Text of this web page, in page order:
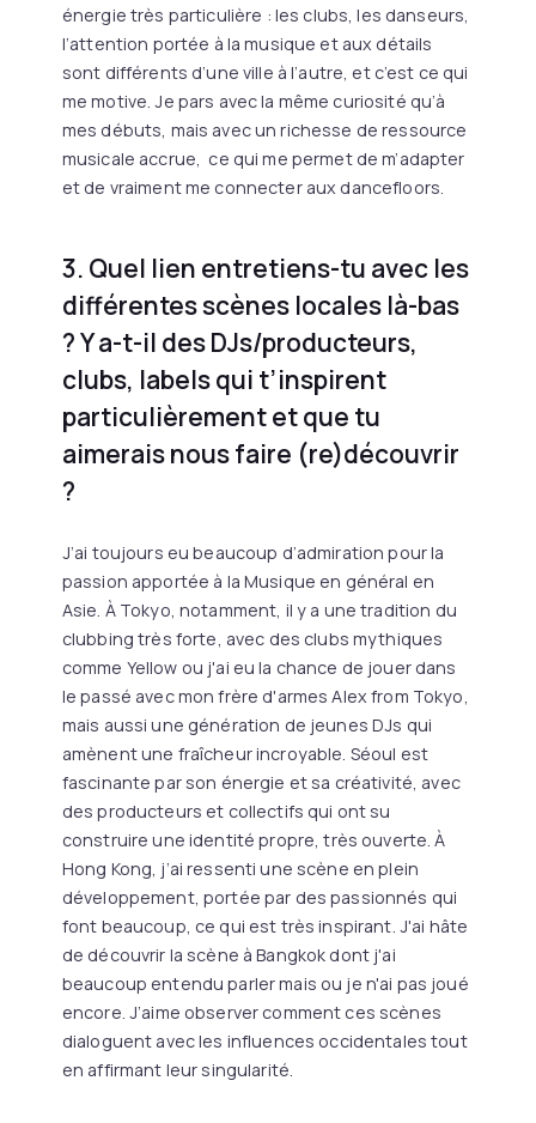
énergie très particulière : les clubs, les danseurs,
l’attention portée à la musique et aux détails
sont différents d’une ville à l’autre, et c’est ce qui
me motive. Je pars avec la même curiosité qu’à
mes débuts, mais avec un richesse de ressource
musicale accrue, ce qui me permet de m’adapter
et de vraiment me connecter aux dancefloors.
3. Quel lien entretiens-tu avec les
différentes scènes locales là-bas
? Y a-t-il des DJs/producteurs,
clubs, labels qui t’inspirent
particulièrement et que tu
aimerais nous faire (re)découvrir
?
J’ai toujours eu beaucoup d’admiration pour la
passion apportée à la Musique en général en
Asie. À Tokyo, notamment, il y a une tradition du
clubbing très forte, avec des clubs mythiques
comme Yellow ou j'ai eu la chance de jouer dans
le passé avec mon frère d'armes Alex from Tokyo,
mais aussi une génération de jeunes DJs qui
amènent une fraîcheur incroyable. Séoul est
fascinante par son énergie et sa créativité, avec
des producteurs et collectifs qui ont su
construire une identité propre, très ouverte. À
Hong Kong, j’ai ressenti une scène en plein
développement, portée par des passionnés qui
font beaucoup, ce qui est très inspirant. J'ai hâte
de découvrir la scène à Bangkok dont j'ai
beaucoup entendu parler mais ou je n'ai pas joué
encore. J’aime observer comment ces scènes
dialoguent avec les influences occidentales tout
en affirmant leur singularité.